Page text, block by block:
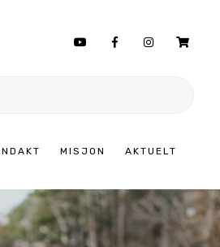
MISJON AKTUELT